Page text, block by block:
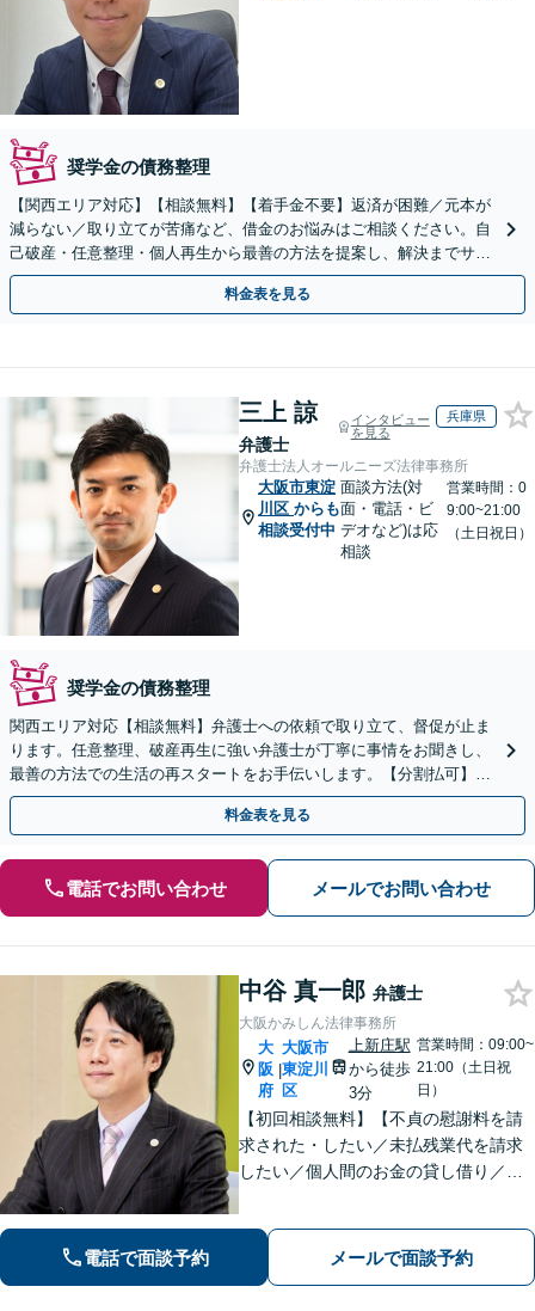
奨学金の債務整理
【関西エリア対応】【相談無料】【着手金不要】返済が困難／元本が
減らない／取り立てが苦痛など、借金のお悩みはご相談ください。自
己破産・任意整理・個人再生から最善の方法を提案し、解決までサポ
ート【電話は弁護士直通】土日祝・電話やWeb相談も対応
料金表を見る
三上 諒
弁護士
インタビュー
を見る
兵庫県
弁護士法人オールニーズ法律事務所
大阪市東淀
川区 からも
相談受付中
面談方法(対
面・電話・ビ
デオなど)は応
相談
営業時間：0
9:00~21:00
（土日祝日）
奨学金の債務整理
関西エリア対応【相談無料】弁護士への依頼で取り立て、督促が止ま
ります。任意整理、破産再生に強い弁護士が丁寧に事情をお聞きし、
最善の方法での生活の再スタートをお手伝いします。【分割払可】
【夜間休日対応可】【完全個室】
料金表を見る
電話でお問い合わせ メールでお問い合わせ
中谷 真一郎 弁護士
大阪かみしん法律事務所
大
阪
府
|
大阪市
東淀川
区
上新庄駅
から徒歩
3分
営業時間：09:00~
21:00（土日祝
日）
【初回相談無料】【不貞の慰謝料を請
求された・したい／未払残業代を請求
したい／個人間のお金の貸し借り／交
り。【弁護士歴10年以上】【当日、夜
間・休日相談可】
電話で面談予約 メールで面談予約